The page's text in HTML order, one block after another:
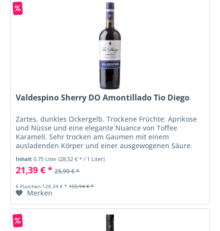
Valdespino Sherry DO Amontillado Tio Diego
Zartes, dunkles Ockergelb. Trockene Früchte: Aprikose
und Nüsse und eine elegante Nuance von Toffee
Karamell. Sehr trocken am Gaumen mit einem
ausladenden Körper und einer ausgewogenen Säure.
Inhalt0.75 Liter(28,52 € * / 1 Liter)
21,39 € * 25,99 € *
6 Flaschen 128,34 € * 155,94 € *
Merken